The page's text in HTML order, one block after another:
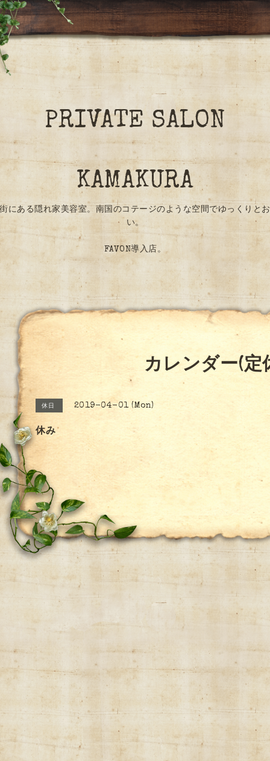
PRIVATE SALON
KAMAKURA
にある隠れ家美容室。南国のコテージのような空間でゆっくりと
い。
FAVON導入店。
カレンダー(定
休日 2019-04-01 (Mon)
休み